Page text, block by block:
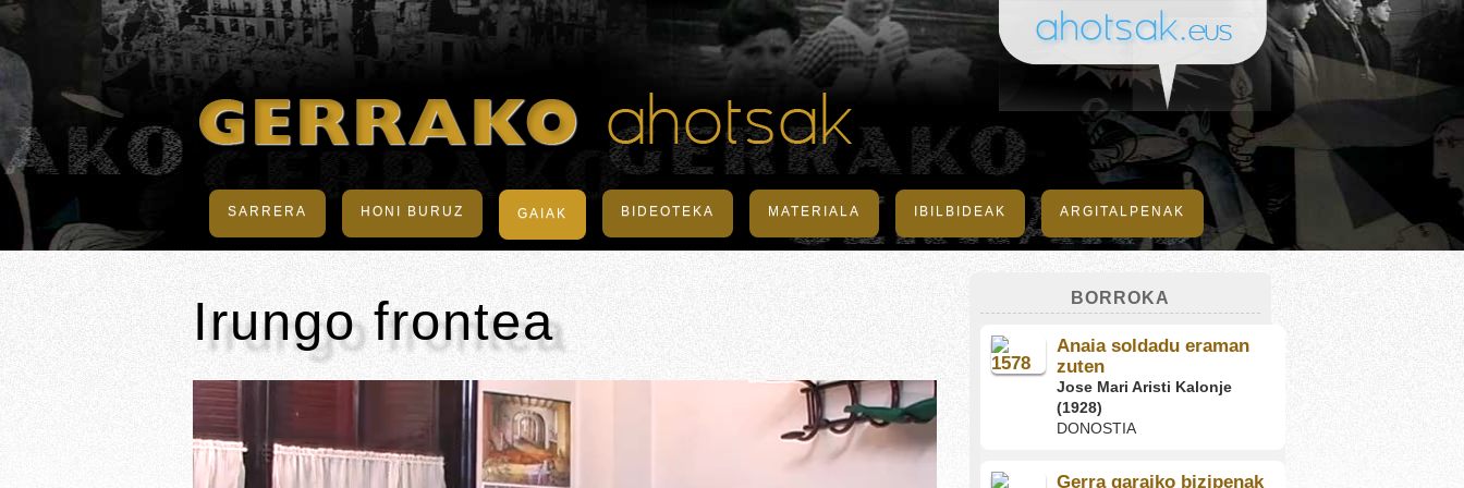
SARRERA HONI BURUZ GAIAK BIDEOTEKA MATERIALA IBILBIDEAK ARGITALPENAK
Irungo frontea BORROKA
Anaia soldadu eraman
zuten
Jose Mari Aristi Kalonje
(1928)
DONOSTIA
Gerra garaiko bizipenak